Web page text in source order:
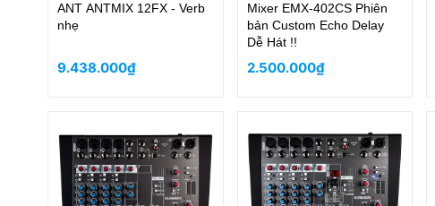
ANT ANTMIX 12FX - Verb
nhẹ
9.438.000₫
Mixer EMX-402CS Phiên
bản Custom Echo Delay
Dễ Hát !!
2.500.000₫